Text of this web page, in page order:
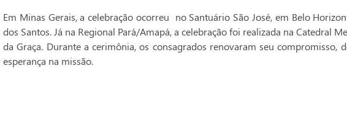
Em Minas Gerais, a celebração ocorreu no Santuário São José, em Belo
dos Santos. Já na Regional Pará/Amapá, a celebração foi realizada na Catedral
da Graça. Durante a cerimônia, os consagrados renovaram seu compromisso,
esperança na missão.